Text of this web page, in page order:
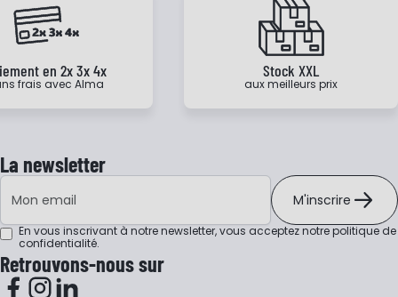
en 2x 3x 4x
frais avec Alma
Stock XXL
aux meilleurs prix
La newsletter
Adresse e-mail
M'inscrire
En vous inscrivant à notre newsletter, vous acceptez notrepolitique de
confidentialité.
Retrouvons-nous sur